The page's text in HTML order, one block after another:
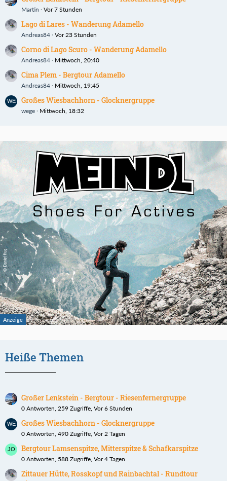
Martin Vor 7 Stunden
Lago di Lares - Wanderung Adamello
Andreas84 Vor 23 Stunden
Corno di Lago Scuro - Wanderung Adamello
Andreas84 Mittwoch, 20:40
Cima Plem - Bergtour Adamello
Andreas84 Mittwoch, 19:45
Großes Wiesbachhorn - Glocknergruppe
wege Mittwoch, 18:32
Heiße Themen
Großer Lenkstein - Bergtour - Riesenfernergruppe
0 Antworten, 259 Zugriffe, Vor 6 Stunden
Großes Wiesbachhorn - Glocknergruppe
0 Antworten, 490 Zugriffe, Vor 2 Tagen
Bergtour Lamsenspitze, Mitterspitze & Schafkarspitze
0 Antworten, 588 Zugriffe, Vor 4 Tagen
Zittauer Hütte, Rosskopf und Rainbachtal - Rundtour